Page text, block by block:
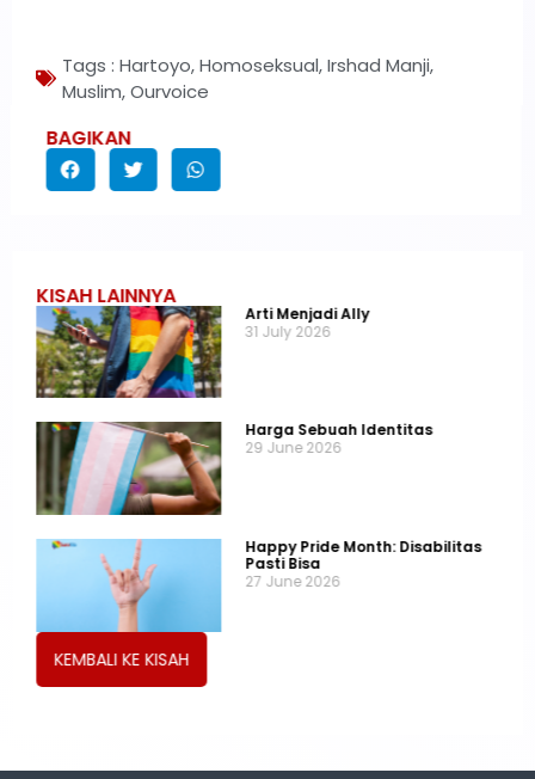
Tags : Hartoyo,Homoseksual,Irshad Manji,
Muslim,Ourvoice
BAGIKAN
KISAH LAINNYA
Arti Menjadi Ally
31 July 2026
Harga Sebuah Identitas
29 June 2026
Happy Pride Month: Disabilitas
Pasti Bisa
27 June 2026
KEMBALI KE KISAH